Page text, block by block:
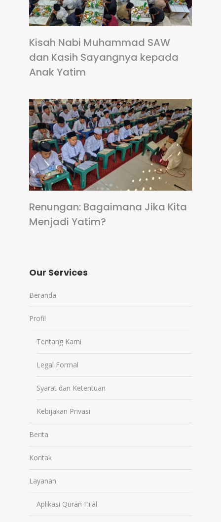
Kisah Nabi Muhammad SAW
dan Kasih Sayangnya kepada
Anak Yatim
Renungan: Bagaimana Jika Kita
Menjadi Yatim?
Our Services
Beranda
Profil
Tentang Kami
Legal Formal
Syarat dan Ketentuan
Kebijakan Privasi
Berita
Kontak
Layanan
Aplikasi Quran Hilal